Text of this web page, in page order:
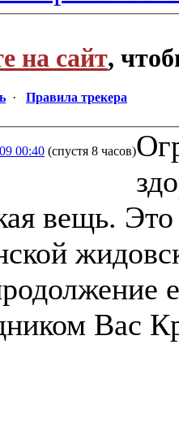
на сайт,
· Правила трекера
00:40 (спустя 8 часов)
вещь.
Вас